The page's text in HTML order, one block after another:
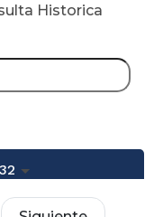
Historica